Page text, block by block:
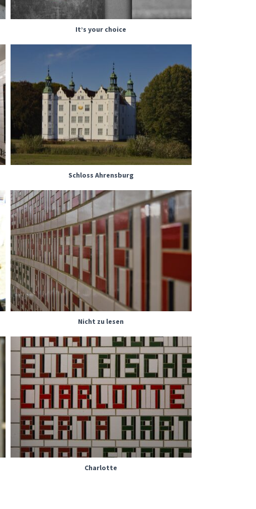
It’s your choice
Schloss Ahrensburg
Nicht zu lesen
Charlotte